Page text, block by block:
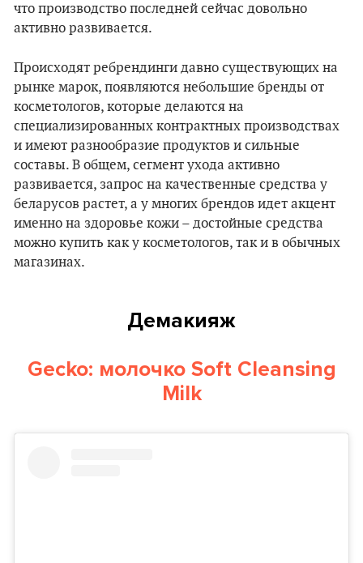
что производство последней сейчас довольно
активно развивается.
Происходят ребрендинги давно существующих на
рынке марок, появляются небольшие бренды от
косметологов, которые делаются на
специализированных контрактных производствах
и имеют разнообразие продуктов и сильные
составы. В общем, сегмент ухода активно
развивается, запрос на качественные средства у
беларусов растет, а у многих брендов идет акцент
именно на здоровье кожи – достойные средства
можно купить как у косметологов, так и в обычных
магазинах.
Демакияж
Gecko: молочко Soft Cleansing
Milk